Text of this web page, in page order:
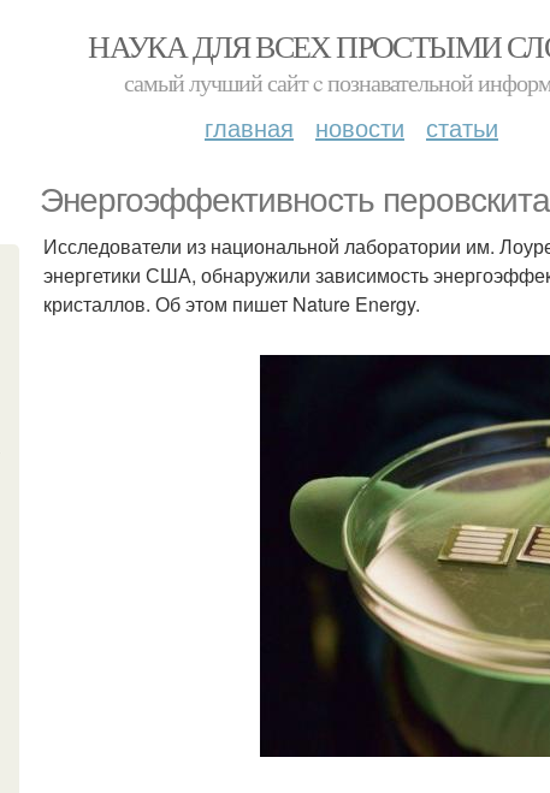
НАУКА ДЛЯ ВСЕХ ПРОСТЫМИ
самый лучший сайт c познавательной
главная новости статьи
Энергоэффективность
Исследователи из национальной лаборатории им.
энергетики США, обнаружили зависимость
кристаллов. Об этом пишет Nature Energy.